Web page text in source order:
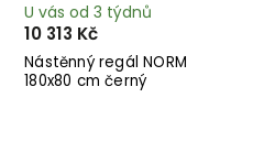
Nástěnný regál NORM
180x80 cm černý
U vás od 3 týdnů
10 313 Kč